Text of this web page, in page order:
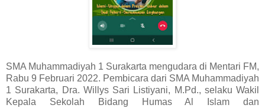
SMA Muhammadiyah 1 Surakarta mengudara di Mentari FM,
Rabu 9 Februari 2022. Pembicara dari SMA Muhammadiyah
1 Surakarta, Dra. Willys Sari Listiyani, M.Pd., selaku Wakil
Kepala Sekolah Bidang Humas Al Islam dan